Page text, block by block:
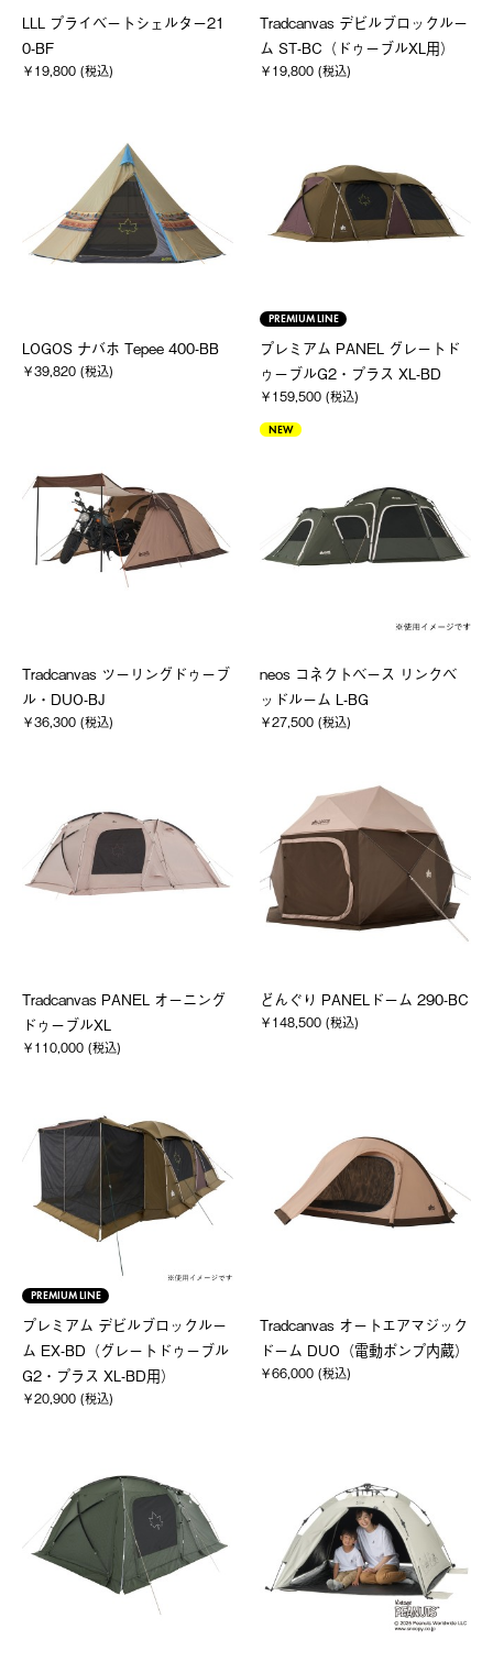
LLL プライベートシェルター21
0-BF
￥19,800 (税込)
Tradcanvas デビルブロックルー
ム ST-BC（ドゥーブルXL用）
￥19,800 (税込)
LOGOS ナバホ Tepee 400-BB
￥39,820 (税込)
PREMIUM LINE
プレミアム PANEL グレートド
ゥーブルG2・プラス XL-BD
￥159,500 (税込)
Tradcanvas ツーリングドゥーブ
ル・DUO-BJ
￥36,300 (税込)
NEW
neos コネクトベース リンクベ
ッドルーム L-BG
￥27,500 (税込)
Tradcanvas PANEL オーニング
ドゥーブルXL
￥110,000 (税込)
どんぐり PANELドーム 290-BC
￥148,500 (税込)
PREMIUM LINE
プレミアム デビルブロックルー
ム EX-BD（グレートドゥーブル
G2・プラス XL-BD用）
￥20,900 (税込)
Tradcanvas オートエアマジック
ドーム DUO（電動ポンプ内蔵）
￥66,000 (税込)